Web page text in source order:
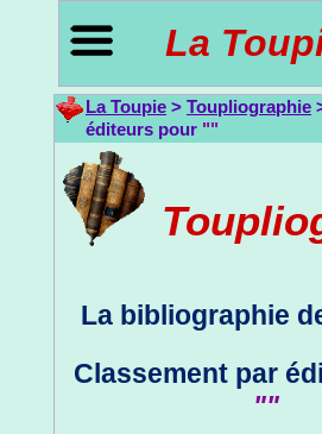
La
La Toupie > Toupliographie
éditeurs pour ""
La bibliographie
Classement par
""